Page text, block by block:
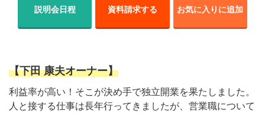
説明会日程 資料請求する お気に入りに追加
【下田 康夫オーナー】
利益率が高い！そこが決め手で独立開業を果たしました。
人と接する仕事は長年行ってきましたが、営業職について